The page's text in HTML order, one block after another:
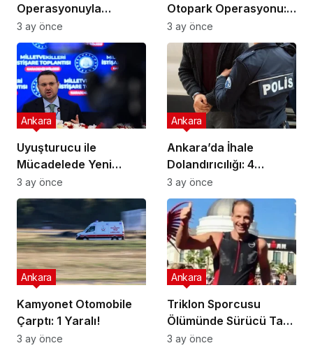
Operasyonuyla
Yakalandı!
3 ay önce
Otopark Operasyonu:
32 Gözaltı
3 ay önce
Uyuşturucu ile
Mücadelede Yeni
Adımlar Atılıyor!
Ankara
3 ay önce
Ankara’da İhale
Dolandırıcılığı: 4
Gözaltı!
Ankara
3 ay önce
Kamyonet Otomobile
Çarptı: 1 Yaralı!
Ankara
3 ay önce
Triklon Sporcusu
Ölümünde Sürücü Tam
Kusurlu!
Ankara
3 ay önce